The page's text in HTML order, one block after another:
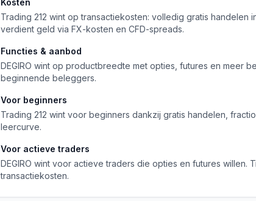
Kosten
Trading 212 wint op transactiekosten: volledig gratis handelen
verdient geld via FX-kosten en CFD-spreads.
Functies & aanbod
DEGIRO wint op productbreedte met opties, futures en meer
beginnende beleggers.
Voor beginners
Trading 212 wint voor beginners dankzij gratis handelen,
leercurve.
Voor actieve traders
DEGIRO wint voor actieve traders die opties en futures
transactiekosten.